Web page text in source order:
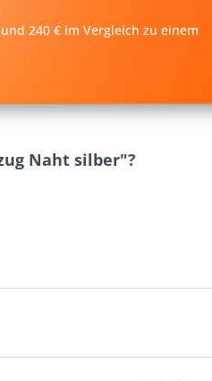
240 € im Vergleich zu einem
Naht silber"?